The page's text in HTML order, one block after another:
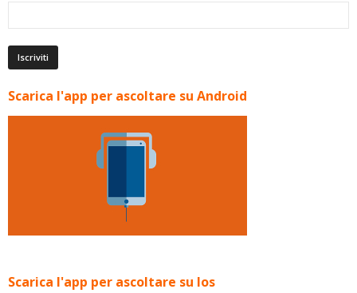
Scarica l'app per ascoltare su Android
Scarica l'app per ascoltare su Ios